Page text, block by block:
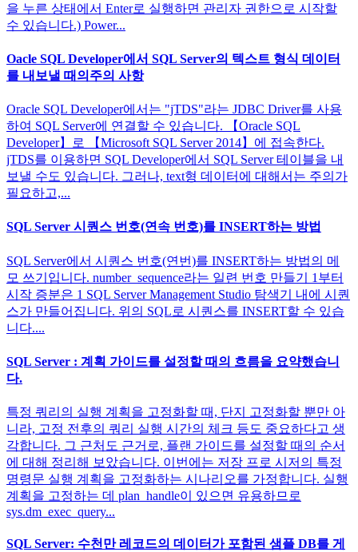
을 누른 상태에서 Enter로 실행하면 관리자 권한으로 시작할
수 있습니다.) Power...
Oacle SQL Developer에서 SQL Server의 텍스트 형식 데이터
를 내보낼 때의주의 사항
Oracle SQL Developer에서는 "jTDS"라는 JDBC Driver를 사용
하여 SQL Server에 연결할 수 있습니다. 【Oracle SQL
Developer】로 【Microsoft SQL Server 2014】에 접속한다.
jTDS를 이용하면 SQL Developer에서 SQL Server 테이블을 내
보낼 수도 있습니다. 그러나, text형 데이터에 대해서는 주의가
필요하고,...
SQL Server 시퀀스 번호(연속 번호)를 INSERT하는 방법
SQL Server에서 시퀀스 번호(연번)를 INSERT하는 방법의 메
모 쓰기입니다. number_sequence라는 일련 번호 만들기 1부터
시작 증분은 1 SQL Server Management Studio 탐색기 내에 시퀀
스가 만들어집니다. 위의 SQL로 시퀀스를 INSERT할 수 있습
니다....
SQL Server : 계획 가이드를 설정할 때의 흐름을 요약했습니
다.
특정 쿼리의 실행 계획을 고정화할 때, 단지 고정화할 뿐만 아
니라, 고정 전후의 쿼리 실행 시간의 체크 등도 중요하다고 생
각합니다. 그 근처도 근거로, 플랜 가이드를 설정할 때의 순서
에 대해 정리해 보았습니다. 이번에는 저장 프로 시저의 특정
명령문 실행 계획을 고정화하는 시나리오를 가정합니다. 실행
계획을 고정하는 데 plan_handle이 있으면 유용하므로
sys.dm_exec_query...
SQL Server: 수천만 레코드의 데이터가 포함된 샘플 DB를 게